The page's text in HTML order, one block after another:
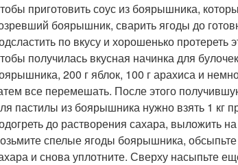
приготовить соус из боярышника,
боярышник, сварить ягоды до
по вкусу и хорошенько протереть
получилась вкусная начинка для
200 г яблок, 100 г арахиса и
все перемешать. После этого
пастилы из боярышника нужно взять 1 кг
до растворения сахара, выложить
спелые ягоды боярышника,
и снова уплотните. Сверху насыпьте